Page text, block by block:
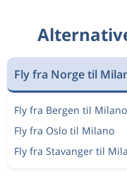
Fly fra Norge til
Fly fra Bergen til Milano
Fly fra Oslo til Milano
Fly fra Stavanger til